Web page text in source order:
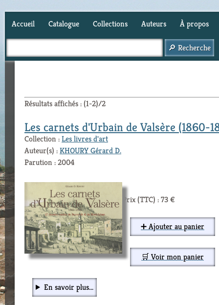
Accueil Catalogue Collections Auteurs À propos
Résultats affichés : (1-2)/2
Les carnets d'Urbain de Valsère (1860-
Collection :Les livres d'art
Auteur(s) :KHOURY Gérard D.
Parution : 2004
Prix (TTC) : 73 €
➕ Ajouter au panier
🛒 Voir mon panier
En savoir plus...